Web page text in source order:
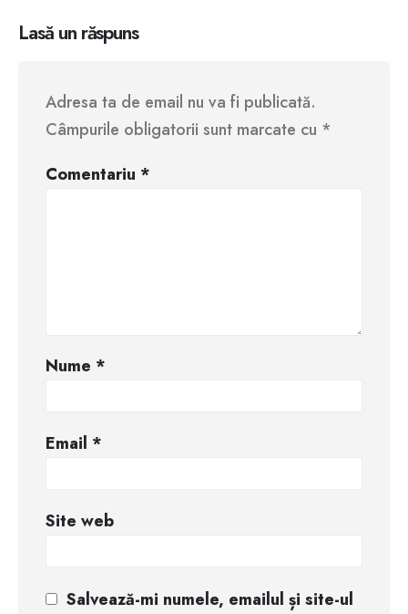
Lasă un răspuns
Adresa ta de email nu va fi publicată.
Câmpurile obligatorii sunt marcate cu *
Comentariu *
Nume *
Email *
Site web
Salvează-mi numele, emailul și site-ul